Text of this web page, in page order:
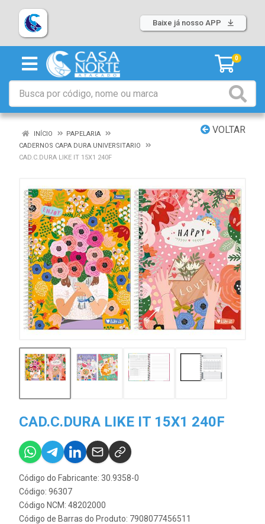
Baixe já nosso APP
0
VOLTAR
INÍCIO
PAPELARIA
CADERNOS CAPA DURA UNIVERSITARIO
CAD.C.DURA LIKE IT 15X1 240F
CAD.C.DURA LIKE IT 15X1 240F
Código do Fabricante: 30.9358-0
Código: 96307
Código NCM: 48202000
Código de Barras do Produto: 7908077456511